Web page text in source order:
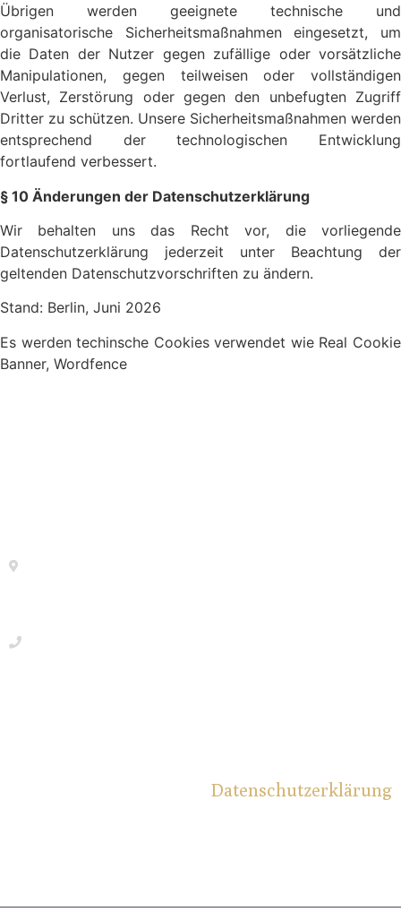
Übrigen werden geeignete technische und
organisatorische Sicherheitsmaßnahmen eingesetzt, um
die Daten der Nutzer gegen zufällige oder vorsätzliche
Manipulationen, gegen teilweisen oder vollständigen
Verlust, Zerstörung oder gegen den unbefugten Zugriff
Dritter zu schützen. Unsere Sicherheitsmaßnahmen werden
entsprechend der technologischen Entwicklung
fortlaufend verbessert.
§ 10 Änderungen der Datenschutzerklärung
Wir behalten uns das Recht vor, die vorliegende
Datenschutzerklärung jederzeit unter Beachtung der
geltenden Datenschutzvorschriften zu ändern.
Stand: Berlin, Juni 2026
Es werden techinsche Cookies verwendet wie Real Cookie
Banner, Wordfence
Datenschutzerklärung